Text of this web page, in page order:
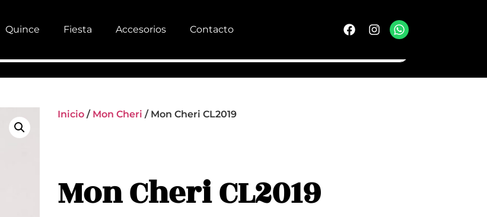
Quince Fiesta Accesorios Contacto
Inicio / Mon Cheri / Mon Cheri CL2019
Mon Cheri CL2019